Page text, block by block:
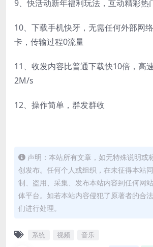
9、快活动新年福利玩法，互动精彩热
10、下载手机快牙，无需任何外部网
卡，传输过程0流量
11、收发内容比普通下载快10倍，高
2M/s
12、操作简单，群发群收
声明：本站所有文章，如无特殊说明或
创发布。任何个人或组织，在未征得本站
制、盗用、采集、发布本站内容到任何网
体平台。如若本站内容侵犯了原著者的合
们进行处理。
系统 视频 音乐